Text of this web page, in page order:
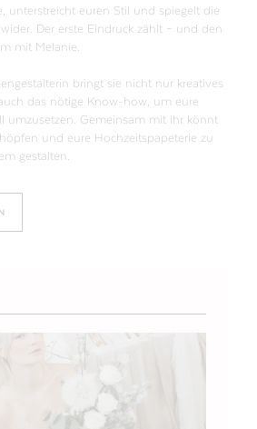
unterstreicht euren Stil und spiegelt die
Der erste Eindruck zählt – und den
mit Melanie.
bringt sie nicht nur kreatives
das nötige Know-how, um eure
umzusetzen. Gemeinsam mit ihr könnt
und eure Hochzeitspapeterie zu
gestalten.